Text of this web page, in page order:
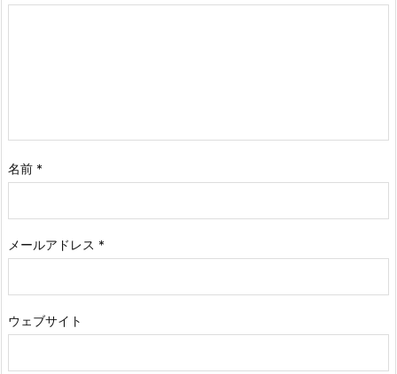
名前 *
メールアドレス *
ウェブサイト